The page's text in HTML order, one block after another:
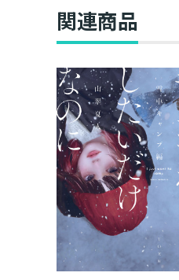
関連商品